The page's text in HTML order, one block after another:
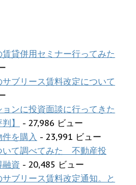
貸併用セミナー行ってみた
ブリース賃料改定について
ンに投資面談に行ってきた
】
- 27,986 ビュー
を購入 - 23,991 ビュー
いて調べてみた 不動産投
資 - 20,485 ビュー
ブリース賃料改定通知。と